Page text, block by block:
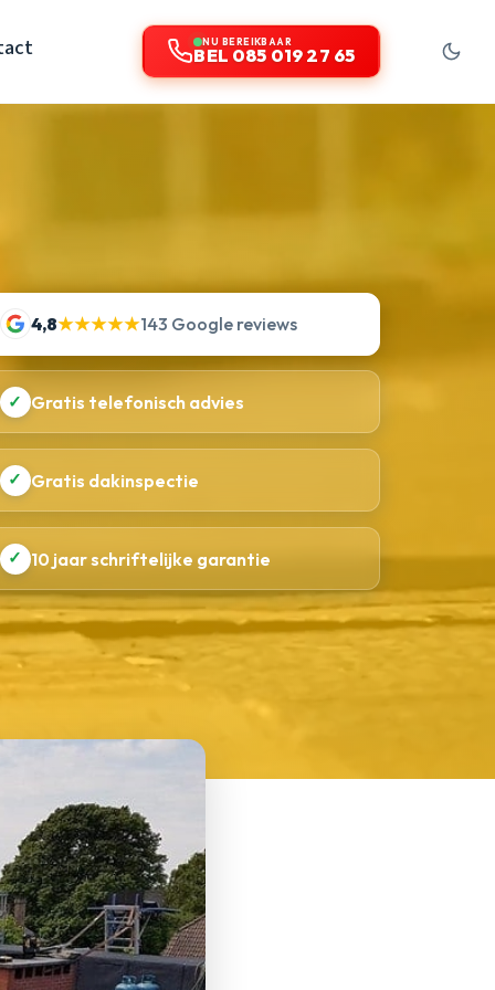
NU BEREIKBAAR
BEL 085 019 27 65
4,8★★★★★143 Google reviews
✓ Gratis telefonisch advies
✓ Gratis dakinspectie
✓ 10 jaar schriftelijke garantie